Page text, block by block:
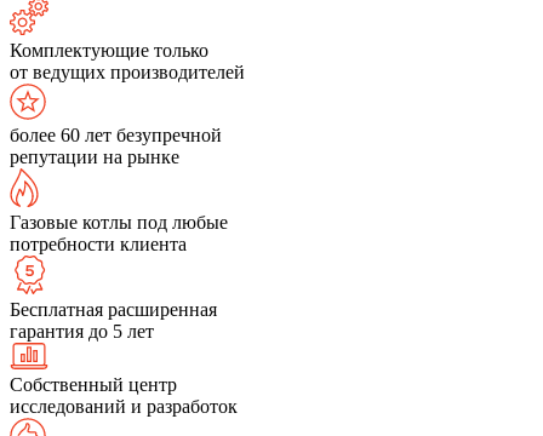
Комплектующие только
от ведущих производителей
более 60 лет безупречной
репутации на рынке
Газовые котлы под любые
потребности клиента
Бесплатная расширенная
гарантия до 5 лет
Собственный центр
исследований и разработок